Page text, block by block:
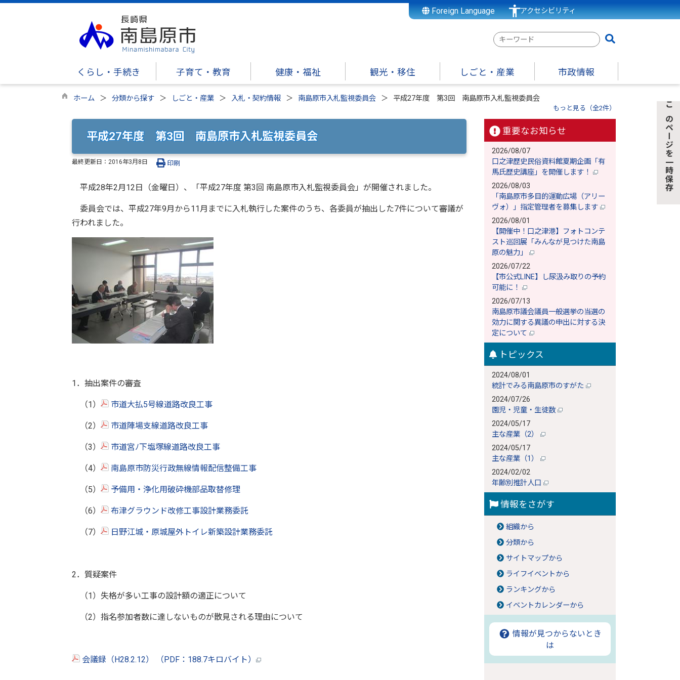
Foreign Language アクセシビリティ
検
ー
ワ
ー
くらし・手続き 子育て・教育 健康・福祉 観光・移住 しごと・産業 市政情報
ホーム 分類から探す しごと・産業 入札・契約情報 南島原市入札監視委員会 平成27年度 第3回 南島原市入札監視委員会
もっと見る（全2件）
平成27年度 第3回 南島原市入札監視委員会
最終更新日： 2016年3月8日 印刷
平成28年2月12日（金曜日）、「平成27年度 第3回 南島原市入札監視委員会」が開催されました。
委員会では、平成27年9月から11月までに入札執行した案件のうち、各委員が抽出した7件について審議が
行われました。
1．抽出案件の審査
（1） 市道大払5号線道路改良工事
（2） 市道陣場支線道路改良工事
（3） 市道宮ﾉ下塩塚線道路改良工事
（4） 南島原市防災行政無線情報配信整備工事
（5） 予備用・浄化用破砕機部品取替修理
（6） 布津グラウンド改修工事設計業務委託
（7） 日野江城・原城屋外トイレ新築設計業務委託
2．質疑案件
（1）失格が多い工事の設計額の適正について
（2）指名参加者数に達しないものが散見される理由について
会議録（H28.2.12） （PDF：188.7キロバイト）
重要なお知らせ
2026/08/07
口之津歴史民俗資料館夏期企画「有
馬氏歴史講座」を開催します！
2026/08/03
「南島原市多目的運動広場（アリー
ヴォ）」指定管理者を募集します
2026/08/01
【開催中！口之津港】フォトコンテ
スト巡回展「みんなが見つけた南島
原の魅力」
2026/07/22
【市公式LINE】し尿汲み取りの予約
可能に！
2026/07/13
南島原市議会議員一般選挙の当選の
効力に関する異議の申出に対する決
定について
トピックス
2024/08/01
統計でみる南島原市のすがた
2024/07/26
園児・児童・生徒数
2024/05/17
主な産業（2）
2024/05/17
主な産業（1）
2024/02/02
年齢別推計人口
情報をさがす
組織から
分類から
サイトマップから
ライフイベントから
ランキングから
イベントカレンダーから
情報が見つからないとき
は
このページを一時保存